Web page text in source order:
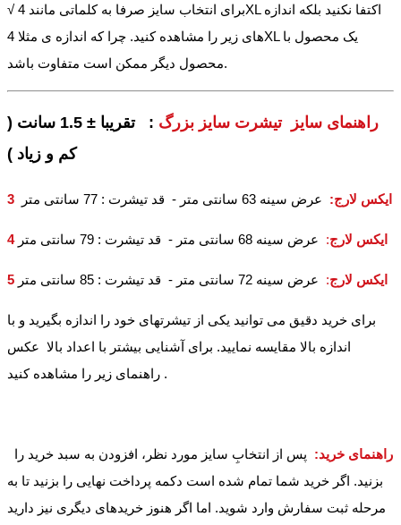
√ برای انتخاب سایز صرفا به کلماتی مانند 4XL اکتفا نکنید بلکه اندازه
های زیر را مشاهده کنید. چرا که اندازه ی مثلا 4XL یک محصول با
محصول دیگر ممکن است متفاوت باشد.
راهنمای سایز تیشرت سایز بزرگ
: تقریبا ± 1.5 سانت (
کم و زیاد )
3 ایکس لارج: عرض سینه 63 سانتی متر - قد تیشرت : 77 سانتی متر
4 ایکس لارج: عرض سینه 68 سانتی متر - قد تیشرت : 79 سانتی متر
5 ایکس لارج: عرض سینه 72 سانتی متر - قد تیشرت : 85 سانتی متر
برای خرید دقیق می توانید یکی از تیشرتهای خود را اندازه بگیرید و با
اندازه بالا مقایسه نمایید. برای آشنایی بیشتر با اعداد بالا عکس
راهنمای زیر را مشاهده کنید .
راهنمای خرید: پس از انتخابِ سایز مورد نظر، افزودن به سبد خرید را
بزنید. اگر خرید شما تمام شده است دکمه پرداخت نهایی را بزنید تا به
مرحله ثبت سفارش وارد شوید. اما اگر هنوز خریدهای دیگری نیز دارید